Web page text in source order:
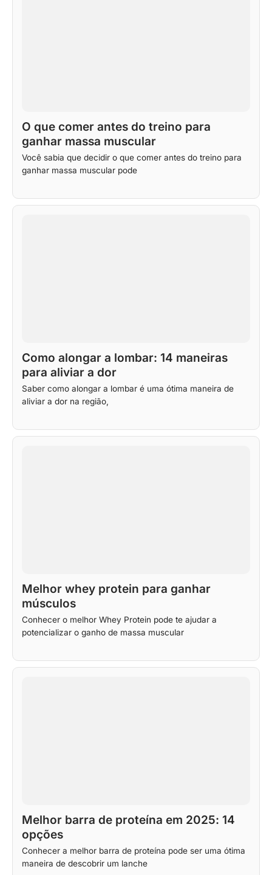
O que comer antes do treino para
ganhar massa muscular
Você sabia que decidir o que comer antes do treino para
ganhar massa muscular pode
Como alongar a lombar: 14 maneiras
para aliviar a dor
Saber como alongar a lombar é uma ótima maneira de
aliviar a dor na região,
Melhor whey protein para ganhar
músculos
Conhecer o melhor Whey Protein pode te ajudar a
potencializar o ganho de massa muscular
Melhor barra de proteína em 2025: 14
opções
Conhecer a melhor barra de proteína pode ser uma ótima
maneira de descobrir um lanche